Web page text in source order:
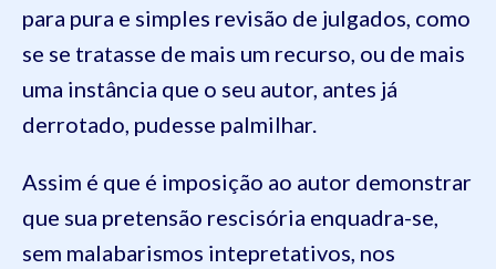
para pura e simples revisão de julgados, como
se se tratasse de mais um recurso, ou de mais
uma instância que o seu autor, antes já
derrotado, pudesse palmilhar.
Assim é que é imposição ao autor demonstrar
que sua pretensão rescisória enquadra-se,
sem malabarismos intepretativos, nos